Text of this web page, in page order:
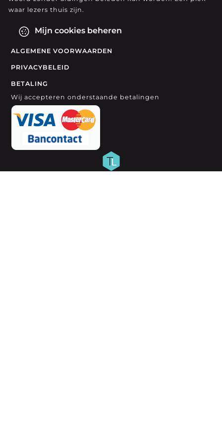
waar lezers thuis zijn.
Mijn cookies beheren
ALGEMENE VOORWAARDEN
PRIVACYBELEID
BETALING
Wij accepteren onderstaande betalingen